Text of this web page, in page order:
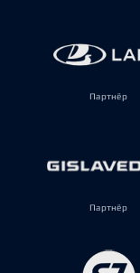
Партнёр
Партнёр